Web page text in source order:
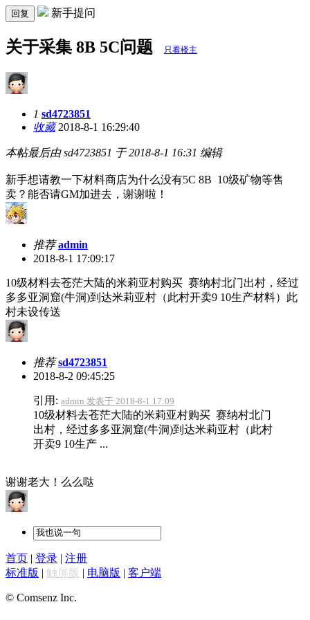
回复 新手提问
关于采集 8B 5C问题 只看楼主
1 sd4723851
收藏2018-8-1 16:29:40
本帖最后由 sd4723851 于 2018-8-1 16:31 编辑
新手想请教一下材料商店为什么没有5C 8B 10级矿物等售
卖？能否请GM加进去，谢谢啦！
推荐admin
2018-8-1 17:09:17
10级材料去苍茫大陆的米莉亚村购买 赛纳村北门出村，经过
多多亚洞窟(牛洞)到达米莉亚村（此村开卖9 10生产材料）此
村未设传送
推荐sd4723851
2018-8-2 09:45:25
引用: admin 发表于 2018-8-1 17:09
10级材料去苍茫大陆的米莉亚村购买 赛纳村北门
出村，经过多多亚洞窟(牛洞)到达米莉亚村（此村
开卖9 10生产 ...
谢谢老大！么么哒
首页 | 登录 | 注册
标准版 | 触屏版 | 电脑版 | 客户端
© Comsenz Inc.